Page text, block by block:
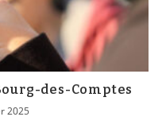
des-Comptes
2025